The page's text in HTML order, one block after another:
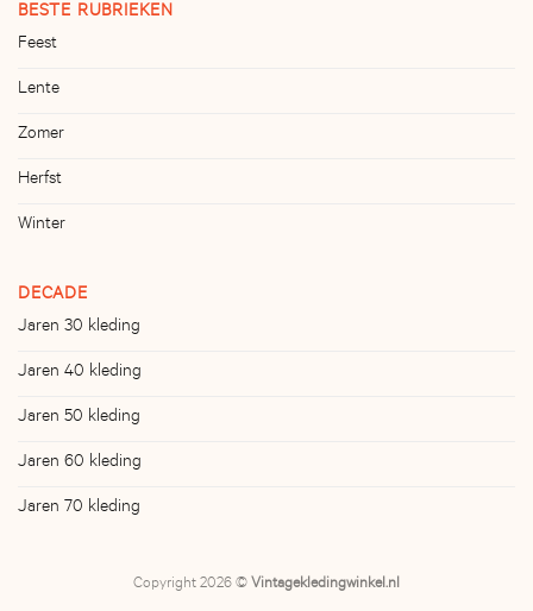
BESTE RUBRIEKEN
Feest
Lente
Zomer
Herfst
Winter
DECADE
Jaren 30 kleding
Jaren 40 kleding
Jaren 50 kleding
Jaren 60 kleding
Jaren 70 kleding
Copyright 2026 © Vintagekledingwinkel.nl